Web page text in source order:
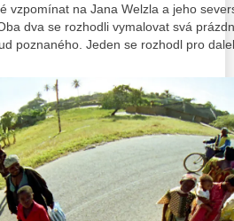
vzpomínat na Jana Welzla a jeho
dva se rozhodli vymalovat svá
poznaného. Jeden se rozhodl pro